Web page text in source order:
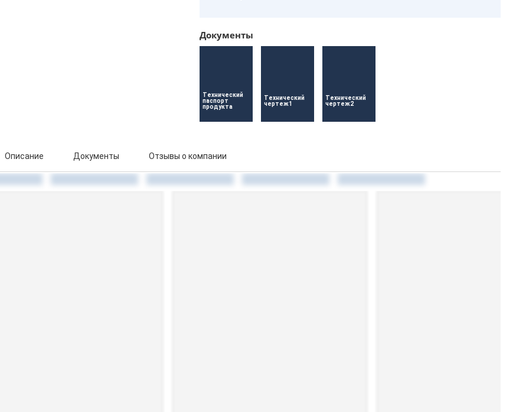
Документы
Технический
паспорт
продукта
Технический
чертеж1
Технический
чертеж2
Описание Документы Отзывы о компании